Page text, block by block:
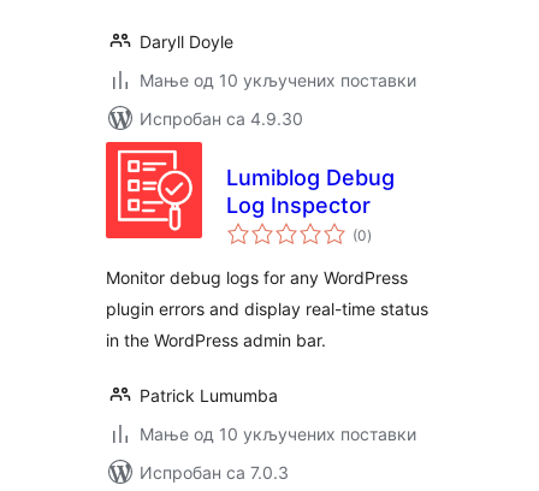
Daryll Doyle
Мање од 10 укључених поставки
Испробан са 4.9.30
Lumiblog Debug
Log Inspector
(0укупних
оцена
)
Monitor debug logs for any WordPress
plugin errors and display real-time status
in the WordPress admin bar.
Patrick Lumumba
Мање од 10 укључених поставки
Испробан са 7.0.3